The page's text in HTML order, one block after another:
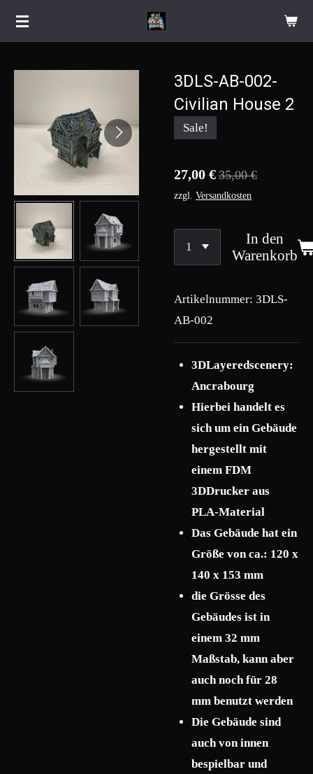
Zum
3DLS-AB-002-
Civilian House 2
Sale!
27,00 € 35,00 €
zzgl. Versandkosten
In den
Warenkorb
Artikelnummer: 3DLS-
AB-002
3DLayeredscenery:
Ancrabourg
Hierbei handelt es
sich um ein Gebäude
hergestellt mit
einem FDM
3DDrucker aus
PLA-Material
Das Gebäude hat ein
Größe von ca.: 120 x
140 x 153 mm
die Grösse des
Gebäudes ist in
einem 32 mm
Maßstab, kann aber
auch noch für 28
mm benutzt werden
Die Gebäude sind
auch von innen
bespielbar und